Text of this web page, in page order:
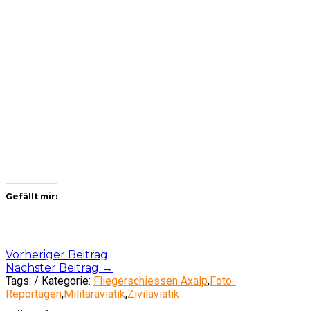
Gefällt mir:
Post
navigation
Vorheriger Beitrag
Nächster Beitrag →
Tags: / Kategorie: Fliegerschiessen Axalp,Foto-
Reportagen,Militäraviatik,Zivilaviatik